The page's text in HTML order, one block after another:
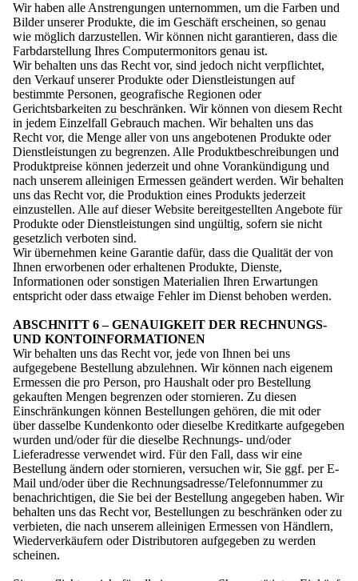
Wir haben alle Anstrengungen unternommen, um die Farben und
Bilder unserer Produkte, die im Geschäft erscheinen, so genau
wie möglich darzustellen. Wir können nicht garantieren, dass die
Farbdarstellung Ihres Computermonitors genau ist.
Wir behalten uns das Recht vor, sind jedoch nicht verpflichtet,
den Verkauf unserer Produkte oder Dienstleistungen auf
bestimmte Personen, geografische Regionen oder
Gerichtsbarkeiten zu beschränken. Wir können von diesem Recht
in jedem Einzelfall Gebrauch machen. Wir behalten uns das
Recht vor, die Menge aller von uns angebotenen Produkte oder
Dienstleistungen zu begrenzen. Alle Produktbeschreibungen und
Produktpreise können jederzeit und ohne Vorankündigung und
nach unserem alleinigen Ermessen geändert werden. Wir behalten
uns das Recht vor, die Produktion eines Produkts jederzeit
einzustellen. Alle auf dieser Website bereitgestellten Angebote für
Produkte oder Dienstleistungen sind ungültig, sofern sie nicht
gesetzlich verboten sind.
Wir übernehmen keine Garantie dafür, dass die Qualität der von
Ihnen erworbenen oder erhaltenen Produkte, Dienste,
Informationen oder sonstigen Materialien Ihren Erwartungen
entspricht oder dass etwaige Fehler im Dienst behoben werden.
ABSCHNITT 6 – GENAUIGKEIT DER RECHNUNGS-
UND KONTOINFORMATIONEN
Wir behalten uns das Recht vor, jede von Ihnen bei uns
aufgegebene Bestellung abzulehnen. Wir können nach eigenem
Ermessen die pro Person, pro Haushalt oder pro Bestellung
gekauften Mengen begrenzen oder stornieren. Zu diesen
Einschränkungen können Bestellungen gehören, die mit oder
über dasselbe Kundenkonto oder dieselbe Kreditkarte aufgegeben
wurden und/oder für die dieselbe Rechnungs- und/oder
Lieferadresse verwendet wird. Für den Fall, dass wir eine
Bestellung ändern oder stornieren, versuchen wir, Sie ggf. per E-
Mail und/oder über die Rechnungsadresse/Telefonnummer zu
benachrichtigen, die Sie bei der Bestellung angegeben haben. Wir
behalten uns das Recht vor, Bestellungen zu beschränken oder zu
verbieten, die nach unserem alleinigen Ermessen von Händlern,
Wiederverkäufern oder Distributoren aufgegeben zu werden
scheinen.